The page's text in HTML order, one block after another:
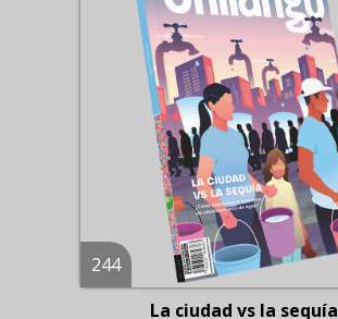
244
La ciudad vs la sequía